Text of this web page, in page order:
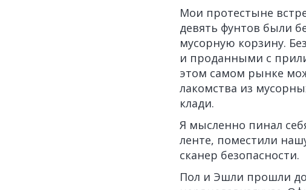
Мои протестыне
девять фунтов были
мусорную корзину.
и проданными с
этом самом рынке
лакомства из
клади.
Я мысленно пинал
ленте, поместили
сканер безопасности.
Пол и Эшли прошли